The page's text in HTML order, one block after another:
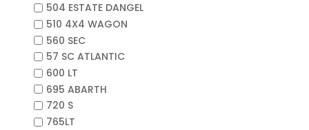
504 ESTATE DANGEL
510 4X4 WAGON
560 SEC
57 SC ATLANTIC
600 LT
695 ABARTH
720 S
765LT